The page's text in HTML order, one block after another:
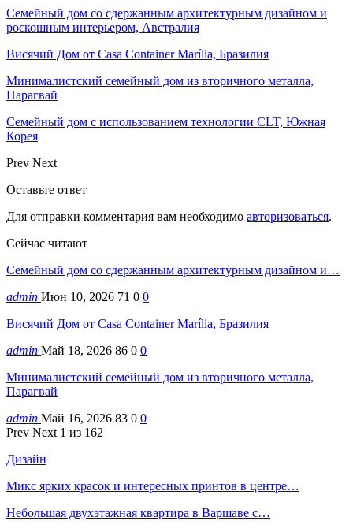
Семейный дом со сдержанным архитектурным дизайном и
роскошным интерьером, Австралия
Висячий Дом от Casa Container Marília, Бразилия
Минималистский семейный дом из вторичного металла,
Парагвай
Семейный дом с использованием технологии CLT, Южная
Корея
Prev Next
Оставьте ответ
Для отправки комментария вам необходимо авторизоваться.
Сейчас читают
Семейный дом со сдержанным архитектурным дизайном и…
admin Июн 10, 2026 71 0 0
Висячий Дом от Casa Container Marília, Бразилия
admin Май 18, 2026 86 0 0
Минималистский семейный дом из вторичного металла,
Парагвай
admin Май 16, 2026 83 0 0
Prev Next 1 из 162
Дизайн
Микс ярких красок и интересных принтов в центре…
Небольшая двухэтажная квартира в Варшаве с…